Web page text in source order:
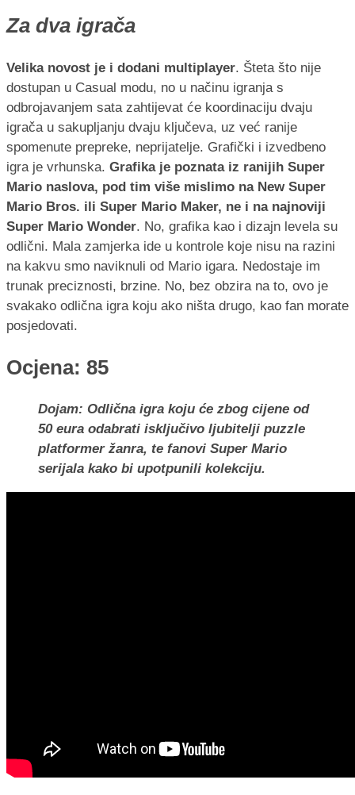
Za dva igrača
Velika novost je i dodani multiplayer. Šteta što nije
dostupan u Casual modu, no u načinu igranja s
odbrojavanjem sata zahtijevat će koordinaciju dvaju
igrača u sakupljanju dvaju ključeva, uz već ranije
spomenute prepreke, neprijatelje. Grafički i izvedbeno
igra je vrhunska. Grafika je poznata iz ranijih Super
Mario naslova, pod tim više mislimo na New Super
Mario Bros. ili Super Mario Maker, ne i na najnoviji
Super Mario Wonder. No, grafika kao i dizajn levela su
odlični. Mala zamjerka ide u kontrole koje nisu na razini
na kakvu smo naviknuli od Mario igara. Nedostaje im
trunak preciznosti, brzine. No, bez obzira na to, ovo je
svakako odlična igra koju ako ništa drugo, kao fan morate
posjedovati.
Ocjena: 85
Dojam: Odlična igra koju će zbog cijene od
50 eura odabrati isključivo ljubitelji puzzle
platformer žanra, te fanovi Super Mario
serijala kako bi upotpunili kolekciju.